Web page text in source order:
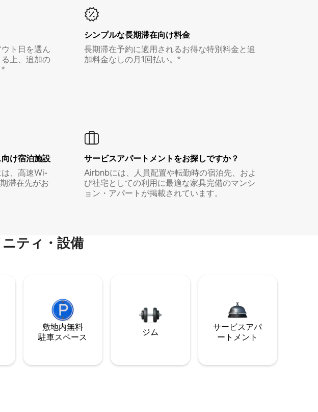
ト日を選ん
上、追加の
シンプルな長期滞在向け料金
長期滞在予約に適用されるお得な特別料金と追
加料金なしの月1回払い。*
け宿⁠泊⁠施⁠設
、高速Wi-
滞在先がお
サービスアパートメントをお探しですか？
Airbnbには、人員配置や転勤時の宿泊先、およ
び社宅としての利用に最適な家具完備のマンシ
ョン・アパートが掲載されています。
ティ・設備
敷地内無料
駐⁠車ス⁠ペ⁠ー⁠ス
ジム
サービスアパ
ートメント